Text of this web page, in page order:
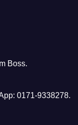
Boss.
0171-9338278.